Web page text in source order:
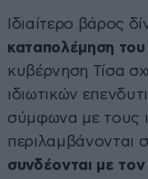
Ιδιαίτερο βάρος
καταπολέμηση
κυβέρνηση Τίσα
ιδιωτικών
σύμφωνα με τους
περιλαμβάνονται
συνδέονται με